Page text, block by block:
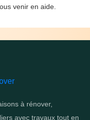
venir en aide.
à rénover,
avec travaux tout en